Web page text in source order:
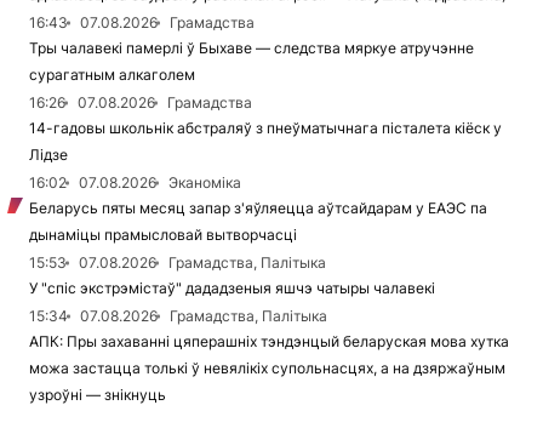
16:43
07.08.2026
Грамадства
Тры чалавекі памерлі ў Быхаве — следства мяркуе атручэнне
сурагатным алкаголем
16:26
07.08.2026
Грамадства
14-гадовы школьнік абстраляў з пнеўматычнага пісталета кіёск у
Лідзе
16:02
07.08.2026
Эканоміка
Беларусь пяты месяц запар з'яўляецца аўтсайдарам у ЕАЭС па
дынаміцы прамысловай вытворчасці
15:53
07.08.2026
Грамадства, Палітыка
У "спіс экстрэмістаў" дададзеныя яшчэ чатыры чалавекі
15:34
07.08.2026
Грамадства, Палітыка
АПК: Пры захаванні цяперашніх тэндэнцый беларуская мова хутка
можа застацца толькі ў невялікіх супольнасцях, а на дзяржаўным
узроўні — знікнуць